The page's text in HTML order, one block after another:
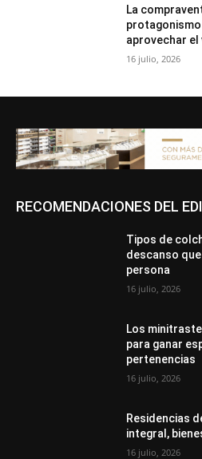
La
aprovechar el
16 julio, 2026
RECOMENDACIONES DEL
Tipos de
descanso
persona
16 julio, 2026
Los
para ganar
pertenencias
16 julio, 2026
Residencias
integral,
16 julio, 2026